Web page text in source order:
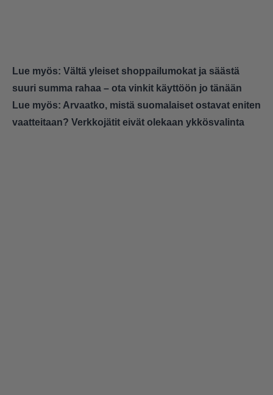
Lue myös: Vältä yleiset shoppailumokat ja säästä
suuri summa rahaa – ota vinkit käyttöön jo tänään
Lue myös: Arvaatko, mistä suomalaiset ostavat eniten
vaatteitaan? Verkkojätit eivät olekaan ykkösvalinta